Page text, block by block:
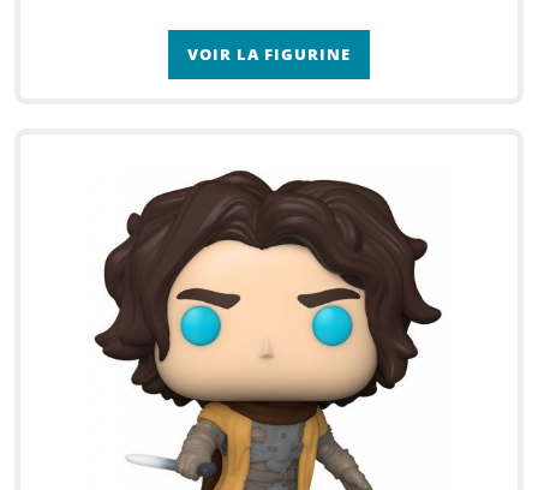
VOIR LA FIGURINE